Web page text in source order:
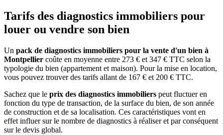
Tarifs des diagnostics immobiliers pour
louer ou vendre son bien
Un pack de diagnostics immobiliers pour la vente d'un bien à
Montpellier coûte en moyenne entre 273 € et 347 € TTC selon la
typologie du bien (appartement et maison). Pour la mise en location,
vous pouvez trouver des tarifs allant de 167 € et 200 € TTC.
Sachez que le prix des diagnostics immobiliers peut fluctuer en
fonction du type de transaction, de la surface du bien, de son année
de construction et de sa localisation. Ces caractéristiques vont en
effet influer sur le nombre de diagnostics à réaliser et par conséquent
sur le devis global.